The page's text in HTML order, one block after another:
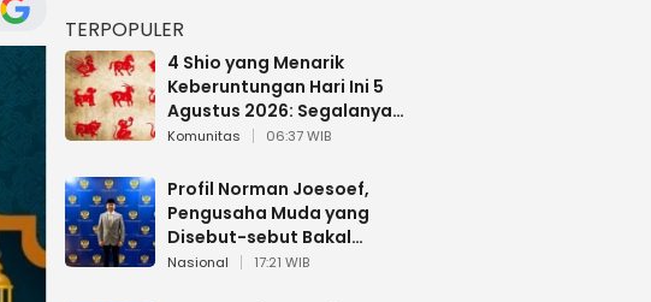
TERPOPULER
4 Shio yang Menarik
Keberuntungan Hari Ini 5
Agustus 2026: Segalanya
Berjalan Lancar
Komunitas 06:37 WIB
Profil Norman Joesoef,
Pengusaha Muda yang
Disebut-sebut Bakal
Dilantik Jadi Wamenhan RI
Nasional 17:21 WIB